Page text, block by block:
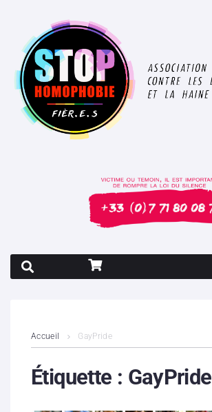
Contenus litigieux
Accueil GayPride
Étiquette : GayPride